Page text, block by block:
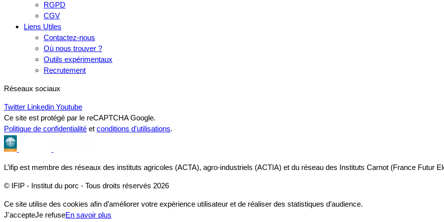
RGPD
CGV
Liens Utiles
Contactez-nous
Où nous trouver ?
Outils expérimentaux
Recrutement
Réseaux sociaux
Twitter Linkedin Youtube
Ce site est protégé par le reCAPTCHA Google.
Politique de confidentialité et conditions d'utilisations.
L’ifip est membre des réseaux des instituts agricoles (ACTA), agro-industriels (ACTIA) et du réseau des Instituts Carnot (France Futur
© IFIP - Institut du porc - Tous droits réservés 2026
Ce site utilise des cookies afin d’améliorer votre expérience utilisateur et de réaliser des statistiques d’audience.
J'accepteJe refuseEn savoir plus